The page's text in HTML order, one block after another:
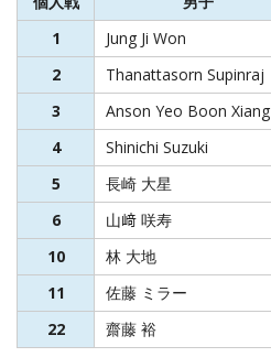
1
Jung Ji Won
2
Thanattasorn Supinraj
3
Anson Yeo Boon Xiang
4
Shinichi Suzuki
5
⾧崎 大星
6
山﨑 咲寿
10
林 大地
11
佐藤 ミラー
22
齋藤 裕